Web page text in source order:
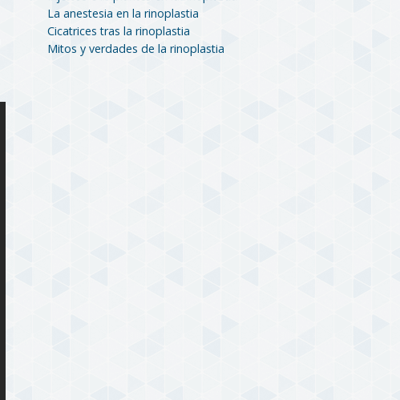
La anestesia en la rinoplastia
Cicatrices tras la rinoplastia
Mitos y verdades de la rinoplastia